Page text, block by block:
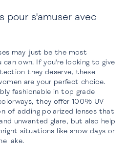
pour s'amuser avec
may just be the most
own. If you're looking to give
they deserve, these
are your perfect choice.
fashionable in top grade
they offer 100% UV
of adding polarized lenses that
unwanted glare, but also help
situations like snow days or
lake.